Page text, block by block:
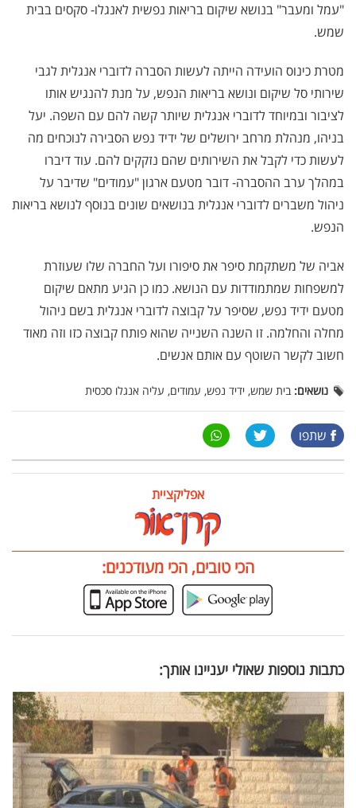
"עמל ומעבר" בנושא שיקום בריאות נפשית לאנגלו- סקסים בבית
שמש.
מטרת כינוס הועידה הייתה לעשות הסברה לדוברי אנגלית לגבי
שירותי סל שיקום ונושא בריאות הנפש, על מנת להנגיש אותו
לציבור ובמיוחד לדוברי אנגלית שיותר קשה להם עם השפה. יעל
בניהו, מנהלת מרחב ירושלים של ידיד נפש הסבירה לנוכחים מה
לעשות כדי לקבל את השירותים שהם נזקקים להם. עוד דיברו
במהלך ערב ההסברה- דובר מטעם ארגון "עמודים" שדיבר על
ניהול משברים לדוברי אנגלית בנושאים שונים בנוסף לנושא בריאות
הנפש.
אביה של משתקמת סיפר את סיפורו ועל החברה שלו שעוזרת
למשפחות שמתמודדות עם הנושא. כמו כן הגיע מתאם שיקום
מטעם ידיד נפש, שסיפר על קבוצה לדוברי אנגלית בשם ניהול
מחלה והחלמה. זו השנה השנייה שהוא פותח קבוצה כזו וזה מאוד
חשוב לקשר השוטף עם אותם אנשים.
נושאים: בית שמש, ידיד נפש, עמודים, עליה אנגלו סכסית
שתפו
אפליקציית
הכי טובים, הכי מעודכנים:
כתבות נוספות שאולי יעניינו אותך: